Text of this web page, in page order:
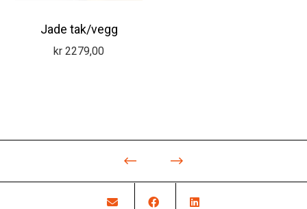
Jade tak/vegg
kr 2279,00